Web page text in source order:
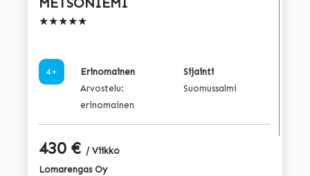
★★★★★
4+
Erinomainen
Arvostelu:
erinomainen
Sijainti
Suomussalmi
430 € / Viikko
Lomarengas Oy